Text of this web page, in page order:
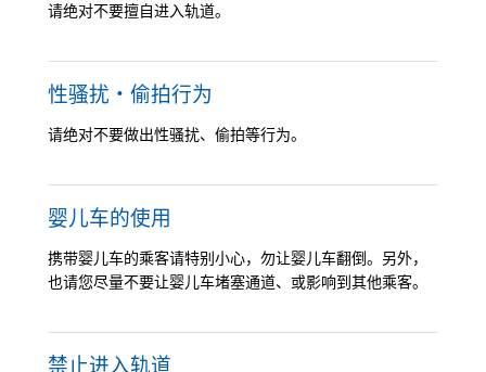
请绝对不要擅自进入轨道。
性骚扰・偷拍行为
请绝对不要做出性骚扰、偷拍等行为。
婴儿车的使用
携带婴儿车的乘客请特别小心，勿让婴儿车翻倒。另外，
也请您尽量不要让婴儿车堵塞通道、或影响到其他乘客。
禁止进入轨道